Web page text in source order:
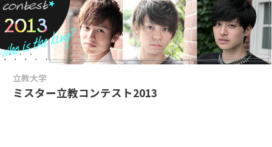
立教大学
ミスター立教コンテスト2013